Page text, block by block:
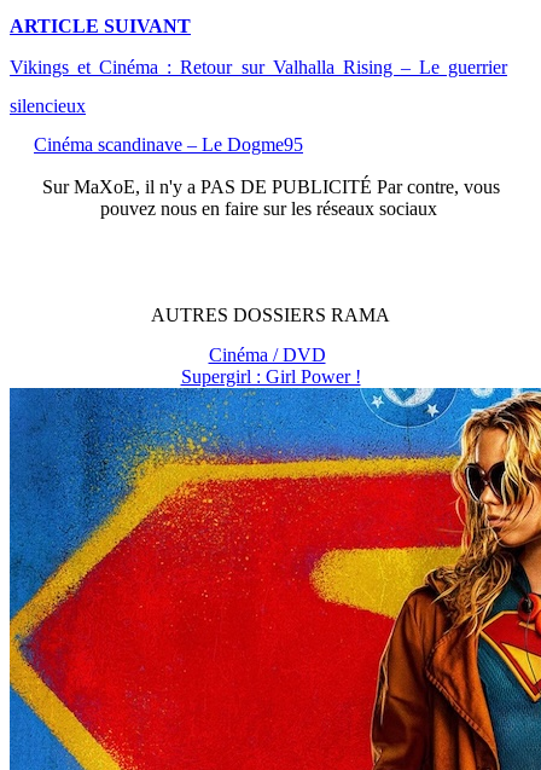
ARTICLE SUIVANT
Vikings et Cinéma : Retour sur Valhalla Rising – Le guerrier
silencieux
Cinéma scandinave – Le Dogme95
SurMaXoE, il n'y a PAS DE PUBLICITÉ Par contre, vous
pouvez nous en faire sur les réseaux sociaux
AUTRES DOSSIERS RAMA
Cinéma / DVD
Supergirl : Girl Power !